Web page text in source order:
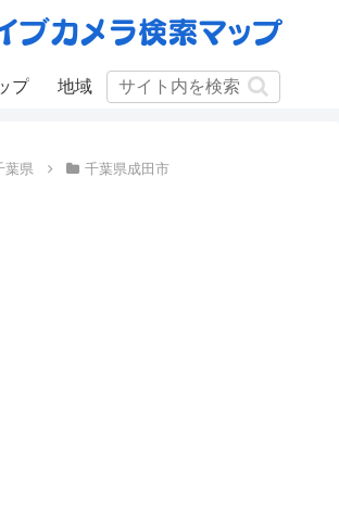
プ 地域
葉県 千葉県成田市